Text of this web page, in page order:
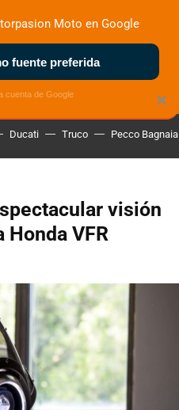
MOTOS ELÉCTRICAS
Ducati Truco Pecco Bagnaia
visión
Honda VFR
×
Moto en Google
fuente preferida
cuenta de Google